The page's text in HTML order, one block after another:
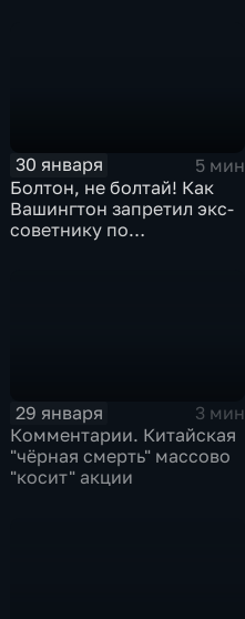
30 января
5 мин
Болтон, не болтай! Как
Вашингтон запретил экс-
советнику по
29 января
3 мин
Комментарии. Китайская
"чёрная смерть" массово
"косит" акции